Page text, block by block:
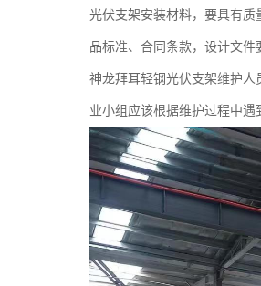
光伏支架安装材料，要具有
品标准、合同条款，设计文件
神龙拜耳轻钢光伏支架维护
业小组应该根据维护过程中遇